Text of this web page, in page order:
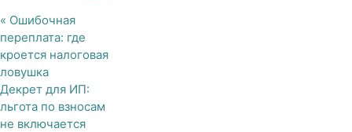
« Ошибочная
переплата: где
кроется налоговая
ловушка
Декрет для ИП:
льгота по взносам
не включается